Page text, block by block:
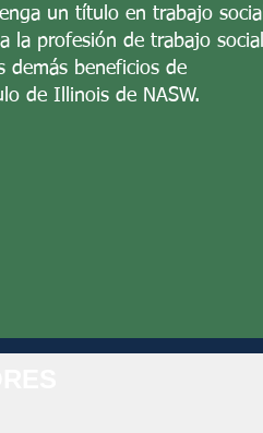
un título en trabajo social
la profesión de trabajo social
demás beneficios de
de Illinois de NASW.